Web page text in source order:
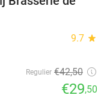
31%
9.7 star
Regulier €42,50
€29,50